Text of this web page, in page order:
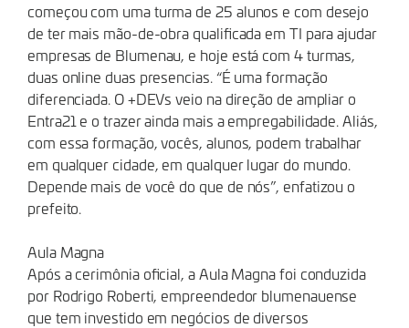
começou com uma turma de 25 alunos e com desejo
de ter mais mão-de-obra qualificada em TI para ajudar
empresas de Blumenau, e hoje está com 4 turmas,
duas online duas presencias. “É uma formação
diferenciada. O +DEVs veio na direção de ampliar o
Entra21 e o trazer ainda mais a empregabilidade. Aliás,
com essa formação, vocês, alunos, podem trabalhar
em qualquer cidade, em qualquer lugar do mundo.
Depende mais de você do que de nós”, enfatizou o
prefeito.
Aula Magna
Após a cerimônia oficial, a Aula Magna foi conduzida
por Rodrigo Roberti, empreendedor blumenauense
que tem investido em negócios de diversos